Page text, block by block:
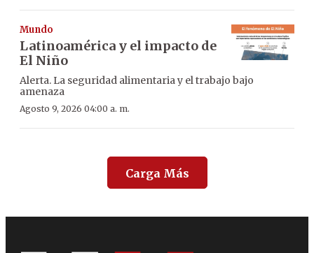
Mundo
Latinoamérica y el impacto de
El Niño
Alerta. La seguridad alimentaria y el trabajo bajo
amenaza
Agosto 9, 2026 04:00 a. m.
Carga Más